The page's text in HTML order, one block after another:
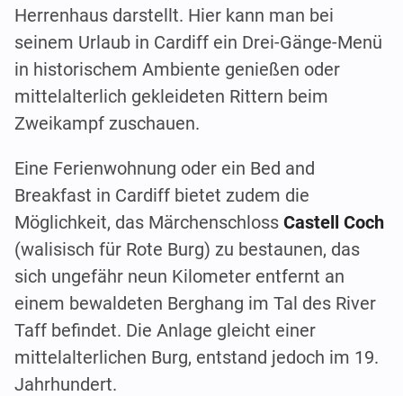
Herrenhaus darstellt. Hier kann man bei
seinem Urlaub in Cardiff ein Drei-Gänge-Menü
in historischem Ambiente genießen oder
mittelalterlich gekleideten Rittern beim
Zweikampf zuschauen.
Eine Ferienwohnung oder ein Bed and
Breakfast in Cardiff bietet zudem die
Möglichkeit, das Märchenschloss Castell Coch
(walisisch für Rote Burg) zu bestaunen, das
sich ungefähr neun Kilometer entfernt an
einem bewaldeten Berghang im Tal des River
Taff befindet. Die Anlage gleicht einer
mittelalterlichen Burg, entstand jedoch im 19.
Jahrhundert.